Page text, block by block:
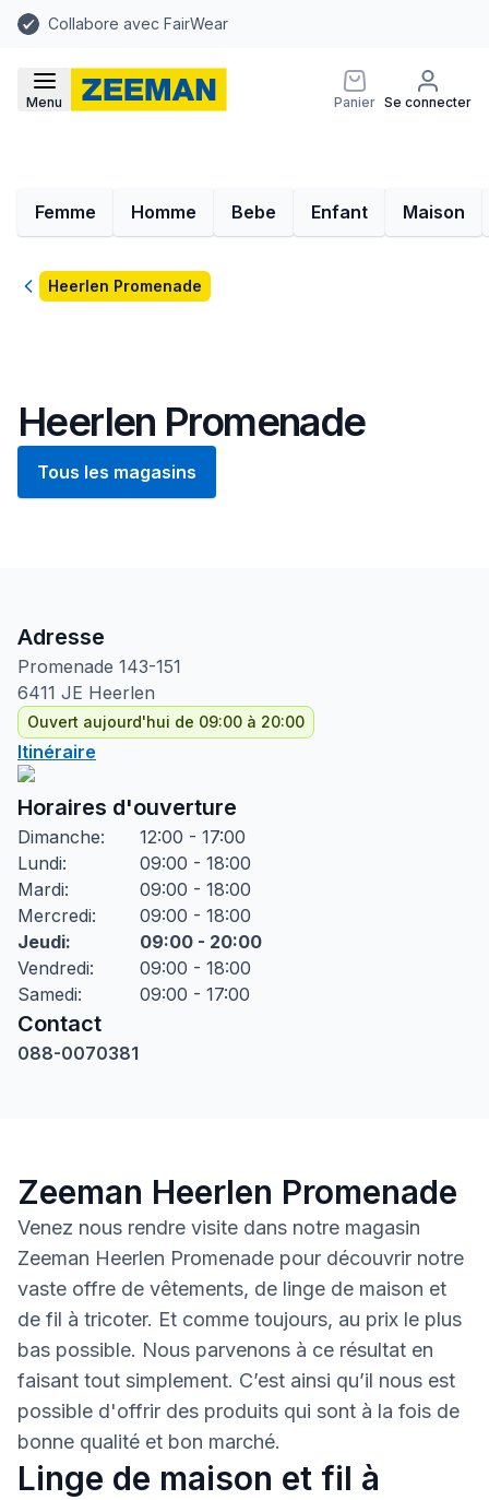
Collabore avec FairWear
Menu Panier Se connecter
Femme Homme Bebe Enfant Maison
RetourHeerlen Promenade
Heerlen Promenade
Tous les magasins
Adresse
Promenade 143-151
6411 JE Heerlen
Ouvert aujourd'hui de 09:00 à 20:00
Itinéraire
Horaires d'ouverture
Dimanche:
12:00 - 17:00
Lundi:
09:00 - 18:00
Mardi:
09:00 - 18:00
Mercredi:
09:00 - 18:00
Jeudi:
09:00 - 20:00
Vendredi:
09:00 - 18:00
Samedi: 09:00 - 17:00
Contact
088-0070381
Zeeman Heerlen Promenade
Venez nous rendre visite dans notre magasin
Zeeman Heerlen Promenade pour découvrir notre
vaste offre de vêtements, de linge de maison et
de fil à tricoter. Et comme toujours, au prix le plus
bas possible. Nous parvenons à ce résultat en
faisant tout simplement. C’est ainsi qu’il nous est
possible d'offrir des produits qui sont à la fois de
bonne qualité et bon marché.
Linge de maison et fil à